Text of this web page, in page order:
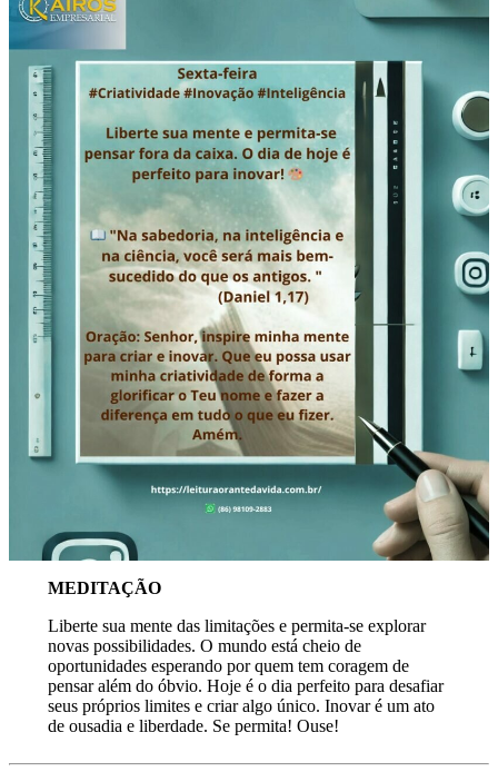
MEDITAÇÃO
Liberte sua mente das limitações e permita-se explorar
novas possibilidades. O mundo está cheio de
oportunidades esperando por quem tem coragem de
pensar além do óbvio. Hoje é o dia perfeito para desafiar
seus próprios limites e criar algo único. Inovar é um ato
de ousadia e liberdade. Se permita! Ouse!